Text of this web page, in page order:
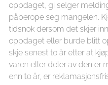
oppdaget, gi selger
påberope seg mangelen.
tidsnok dersom det skjer
oppdaget eller burde blitt
skje senest to år etter at
varen eller deler av den er
enn to år, er